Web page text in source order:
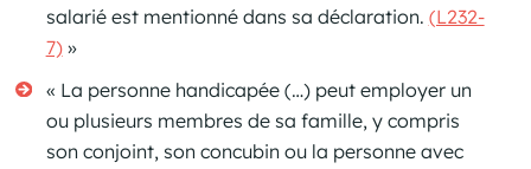
salarié est mentionné dans sa déclaration. (L232-
7)»
« La personne handicapée (…) peut employer un
ou plusieurs membres de sa famille, y compris
son conjoint, son concubin ou la personne avec